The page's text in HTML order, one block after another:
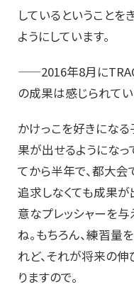
しているということを
ようにしています。
——2016年8月にTRAC
の成果は感じられてい
かけっこを好きにな
果が出せるようになっ
てから半年で、都大会
追求しなくても成果が
意なプレッシャーを
ね。もちろん、練習
れど、それが将来の
りますので。